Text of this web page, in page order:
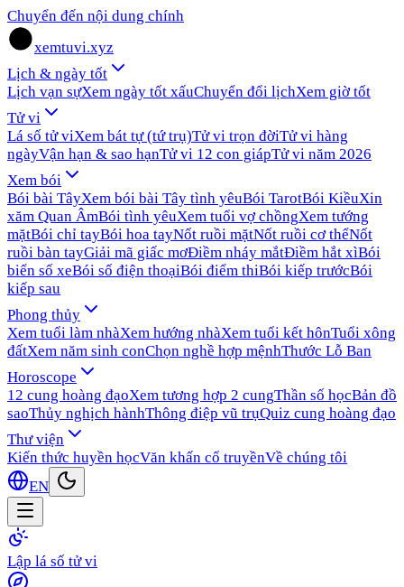
Chuyển đến nội dung chính
xemtuvi.xyz
Lịch & ngày tốt
Lịch vạn sựXem ngày tốt xấuChuyển đổi lịchXem giờ tốt
Tử vi
Lá số tử viXem bát tự (tứ trụ)Tử vi trọn đờiTử vi hàng
ngàyVận hạn & sao hạnTử vi 12 con giápTử vi năm 2026
Xem bói
Bói bài TâyXem bói bài Tây tình yêuBói TarotBói KiềuXin
xăm Quan ÂmBói tình yêuXem tuổi vợ chồngXem tướng
mặtBói chỉ tayBói hoa tayNốt ruồi mặtNốt ruồi cơ thểNốt
ruồi bàn tayGiải mã giấc mơĐiềm nháy mắtĐiềm hắt xìBói
biển số xeBói số điện thoạiBói điểm thiBói kiếp trướcBói
kiếp sau
Phong thủy
Xem tuổi làm nhàXem hướng nhàXem tuổi kết hônTuổi xông
đấtXem năm sinh conChọn nghề hợp mệnhThước Lỗ Ban
Horoscope
12 cung hoàng đạoXem tương hợp 2 cungThần số họcBản đồ
saoThủy nghịch hànhThông điệp vũ trụQuiz cung hoàng đạo
Thư viện
Kiến thức huyền họcVăn khấn cổ truyềnVề chúng tôi
EN
Lập lá số tử vi